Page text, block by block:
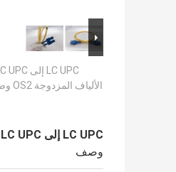
الألياف المزدوجة OS2 وضع فردي PVC 3.0 مم 1 متر
LC UPC إلى LC UPC كابل تصحيح الألياف المزدوجة OS2 وضع فردي PVC 3.0 مم 1 متر
وصف